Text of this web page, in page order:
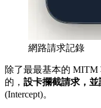
網路請求記錄
除了最最基本的 MITM
的， 設卡攔截請求，
(Intercept)。